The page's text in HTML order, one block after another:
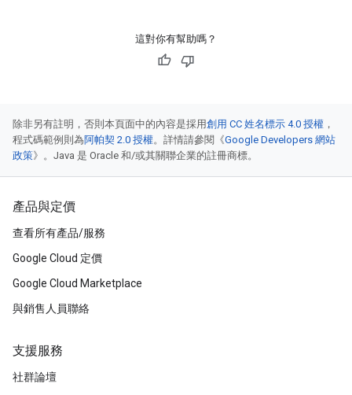
這對你有幫助嗎？
除非另有註明，否則本頁面中的內容是採用創用 CC 姓名標示 4.0 授權 ，
程式碼範例則為阿帕契 2.0 授權。詳情請參閱《Google Developers 網站
政策》。Java 是 Oracle 和/或其關聯企業的註冊商標。
產品與定價
查看所有產品/服務
Google Cloud 定價
Google Cloud Marketplace
與銷售人員聯絡
支援服務
社群論壇